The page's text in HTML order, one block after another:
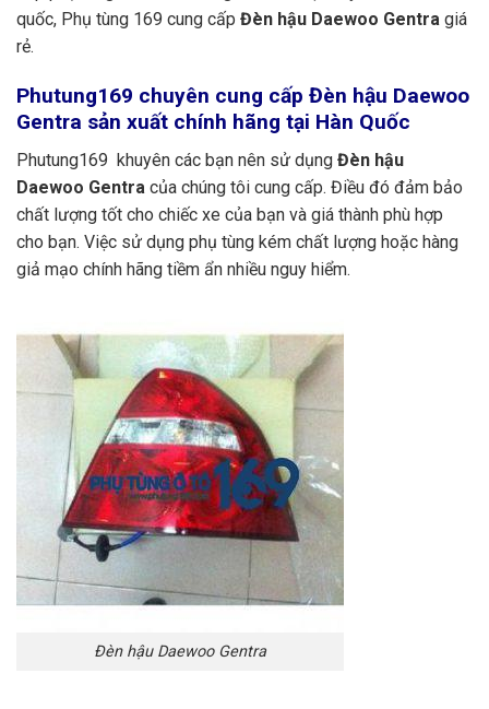
quốc, Phụ tùng 169 cung cấp Đèn hậu Daewoo Gentra giá
rẻ.
Phutung169 chuyên cung cấp Đèn hậu Daewoo
Gentra sản xuất chính hãng tại Hàn Quốc
Phutung169 khuyên các bạn nên sử dụng Đèn hậu
Daewoo Gentra của chúng tôi cung cấp. Điều đó đảm bảo
chất lượng tốt cho chiếc xe của bạn và giá thành phù hợp
cho bạn. Việc sử dụng phụ tùng kém chất lượng hoặc hàng
giả mạo chính hãng tiềm ẩn nhiều nguy hiểm.
Đèn hậu Daewoo Gentra